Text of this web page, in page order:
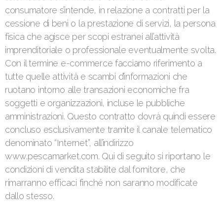
consumatore s’intende, in relazione a contratti per la
cessione di beni o la prestazione di servizi, la persona
fisica che agisce per scopi estranei all’attività
imprenditoriale o professionale eventualmente svolta.
Con il termine e-commerce facciamo riferimento a
tutte quelle attività e scambi d’informazioni che
ruotano intorno alle transazioni economiche fra
soggetti e organizzazioni, incluse le pubbliche
amministrazioni. Questo contratto dovrà quindi essere
concluso esclusivamente tramite il canale telematico
denominato “Internet”, all’indirizzo
www.pescamarket.com. Qui di seguito si riportano le
condizioni di vendita stabilite dal fornitore, che
rimarranno efficaci finché non saranno modificate
dallo stesso.